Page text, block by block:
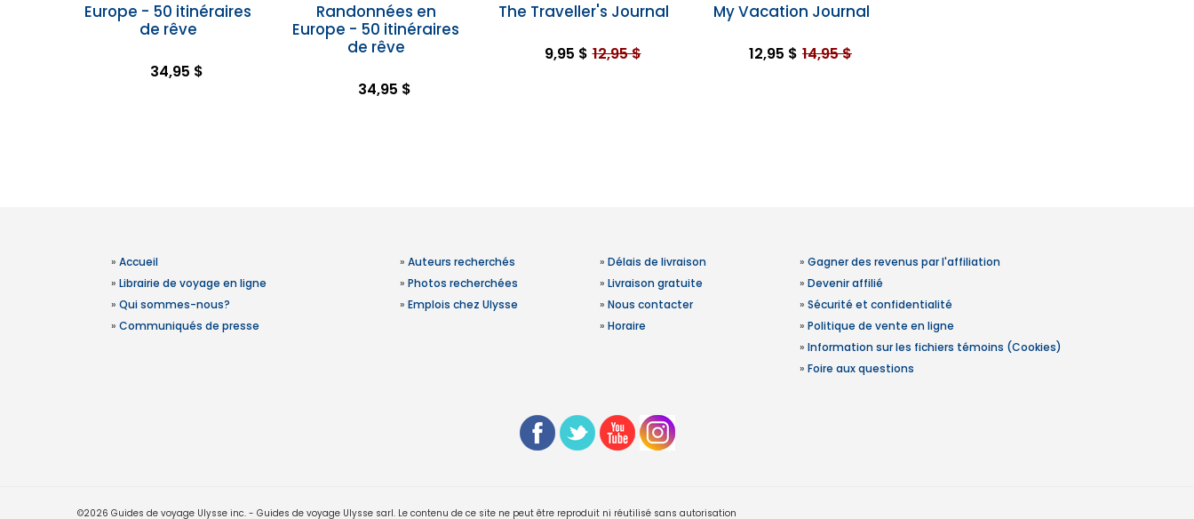
Europe - 50 itinéraires
de rêve
34,95 $
Randonnées en
Europe - 50 itinéraires
de rêve
34,95 $
The Traveller's Journal
9,95 $ 12,95 $
My Vacation Journal
12,95 $ 14,95 $
» Accueil
» Librairie de voyage en ligne
» Qui sommes-nous?
» Communiqués de presse
» Auteurs recherchés
» Photos recherchées
» Emplois chez Ulysse
» Délais de livraison
» Livraison gratuite
» Nous contacter
» Horaire
» Gagner des revenus par l'affiliation
» Devenir affilié
» Sécurité et confidentialité
» Politique de vente en ligne
» Information sur les fichiers témoins (Cookies)
» Foire aux questions
©2026 Guides de voyage Ulysse inc. - Guides de voyage Ulysse sarl. Le contenu de ce site ne peut être reproduit ni réutilisé sans autorisation